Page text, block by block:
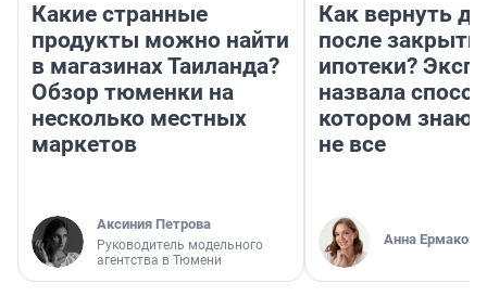
Какие странные
продукты можно найти
в магазинах Таиланда?
Обзор тюменки на
несколько местных
маркетов
Аксиния Петрова
Руководитель модельного
агентства в Тюмени
Как вернуть
после
ипотеки?
назвала
котором
не все
Анна Ермакова